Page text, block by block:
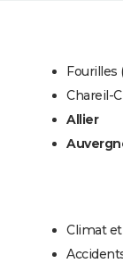
Fourilles
Chareil-
Allier
Climat